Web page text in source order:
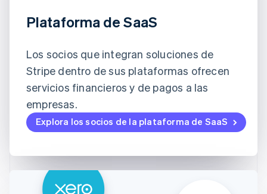
Plataforma de SaaS
Los socios que integran soluciones de
Stripe dentro de sus plataformas ofrecen
servicios financieros y de pagos a las
empresas.
Explora los socios de la plataforma de SaaS